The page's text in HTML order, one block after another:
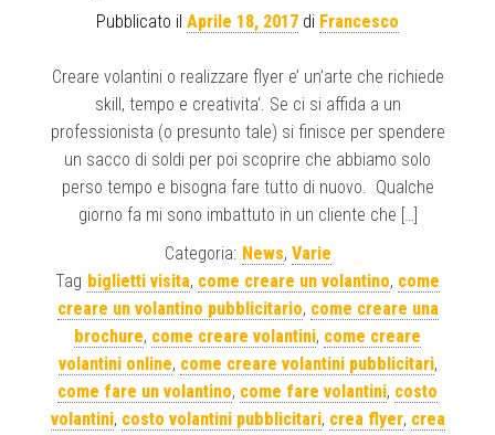
Pubblicato il Aprile 18, 2017 di Francesco
Creare volantini o realizzare flyer e’ un’arte che richiede
skill, tempo e creativita‘. Se ci si affida a un
professionista (o presunto tale) si finisce per spendere
un sacco di soldi per poi scoprire che abbiamo solo
perso tempo e bisogna fare tutto di nuovo. Qualche
giorno fa mi sono imbattuto in un cliente che […]
Categoria: News, Varie
Tag biglietti visita, come creare un volantino, come
creare un volantino pubblicitario, come creare una
brochure, come creare volantini, come creare
volantini online, come creare volantini pubblicitari,
come fare un volantino, come fare volantini, costo
volantini, costo volantini pubblicitari, crea flyer, crea